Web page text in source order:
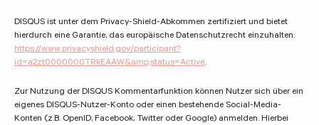
DISQUS ist unter dem Privacy-Shield-Abkommen zertifiziert und bietet
hierdurch eine Garantie, das europäische Datenschutzrecht einzuhalten:
https://www.privacyshield.gov/participant?
id=a2zt0000000TRkEAAW&amp;status=Active.
Zur Nutzung der DISQUS Kommentarfunktion können Nutzer sich über ein
eigenes DISQUS-Nutzer-Konto oder einen bestehende Social-Media-
Konten (z.B. OpenID, Facebook, Twitter oder Google) anmelden. Hierbei